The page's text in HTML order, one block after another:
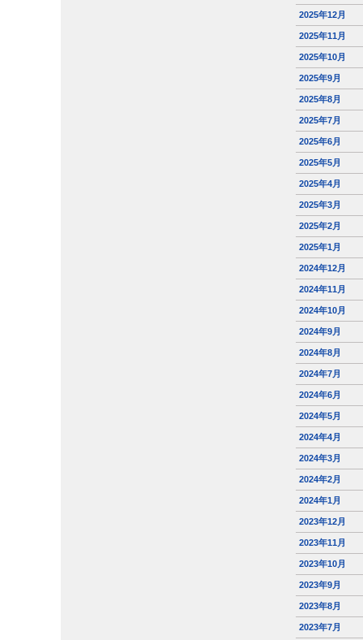
2025年12月
2025年11月
2025年10月
2025年9月
2025年8月
2025年7月
2025年6月
2025年5月
2025年4月
2025年3月
2025年2月
2025年1月
2024年12月
2024年11月
2024年10月
2024年9月
2024年8月
2024年7月
2024年6月
2024年5月
2024年4月
2024年3月
2024年2月
2024年1月
2023年12月
2023年11月
2023年10月
2023年9月
2023年8月
2023年7月